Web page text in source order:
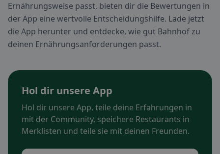
Ernährungsweise passt, bieten dir die Bewertungen in
der App eine wertvolle Entscheidungshilfe. Lade jetzt
die App herunter und entdecke, wie gut Bahnhof zu
deinen Ernährungsanforderungen passt.
Hol dir unsere App
Hol dir unsere App, teile deine Erfahrungen in
mit der Community, speichere Restaurants in
Merklisten und teile sie mit deinen Freunden.